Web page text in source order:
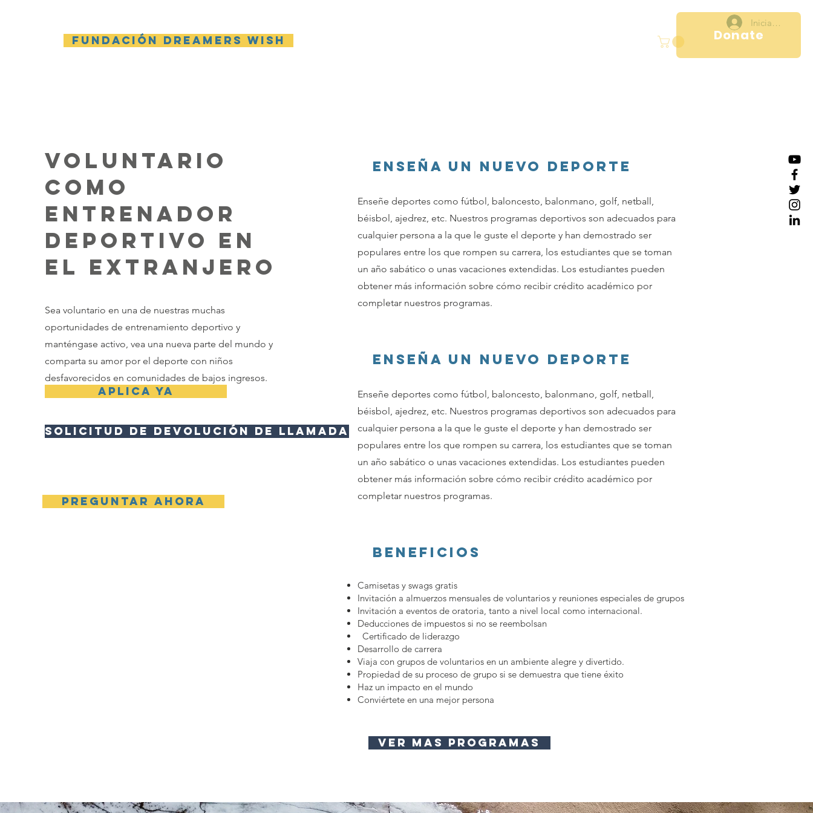
Donate
Fundación Dreamers Wish
Iniciar sesión
VOLUNTARIO
como
entrenador
deportivo EN
EL EXTRANJERO
Sea voluntario en una de nuestras muchas
oportunidades de entrenamiento deportivo y
manténgase activo, vea una nueva parte del mundo y
comparta su amor por el deporte con niños
desfavorecidos en comunidades de bajos ingresos.
Aplica ya
Solicitud de devolución de llamada
preguntar ahora
Enseña UN NUEVO DEPORTE
Enseñe deportes como fútbol, baloncesto, balonmano, golf, netball,
béisbol, ajedrez, etc. Nuestros programas deportivos son adecuados para
cualquier persona a la que le guste el deporte y han demostrado ser
populares entre los que rompen su carrera, los estudiantes que se toman
un año sabático o unas vacaciones extendidas. Los estudiantes pueden
obtener más información sobre cómo recibir crédito académico por
completar nuestros programas.
Enseña UN NUEVO DEPORTE
Enseñe deportes como fútbol, baloncesto, balonmano, golf, netball,
béisbol, ajedrez, etc. Nuestros programas deportivos son adecuados para
cualquier persona a la que le guste el deporte y han demostrado ser
populares entre los que rompen su carrera, los estudiantes que se toman
un año sabático o unas vacaciones extendidas. Los estudiantes pueden
obtener más información sobre cómo recibir crédito académico por
completar nuestros programas.
BENEFICIOS
Camisetas y swags gratis
Invitación a almuerzos mensuales de voluntarios y reuniones especiales de grupos
Invitación a eventos de oratoria, tanto a nivel local como internacional.
Deducciones de impuestos si no se reembolsan
Certificado de liderazgo
Desarrollo de carrera
Viaja con grupos de voluntarios en un ambiente alegre y divertido.
Propiedad de su proceso de grupo si se demuestra que tiene éxito
Haz un impacto en el mundo
Conviértete en una mejor persona
VER MAS PROGRAMAS